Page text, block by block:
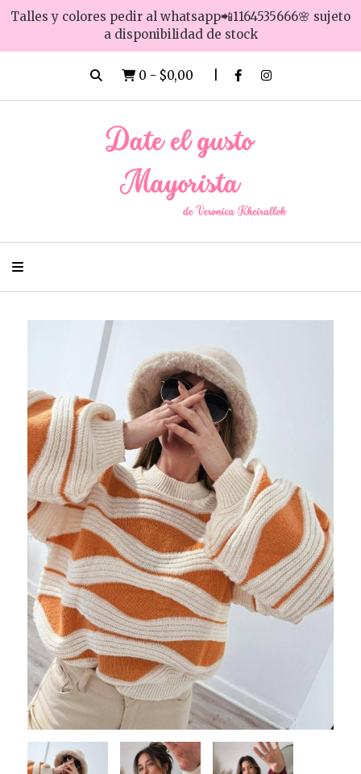
Talles y colores pedir al whatsapp📲1164535666🌸 sujeto
a disponibilidad de stock
0 - $0,00